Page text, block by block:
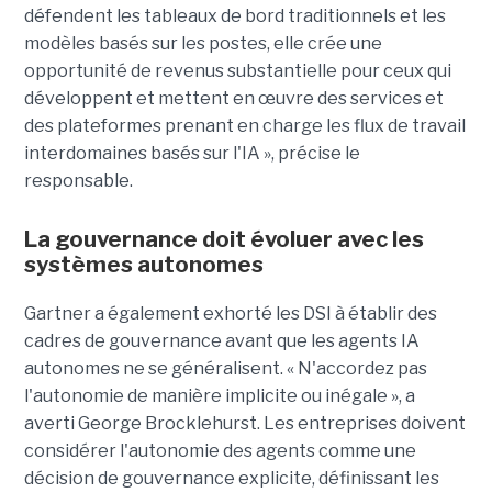
défendent les tableaux de bord traditionnels et les
modèles basés sur les postes, elle crée une
opportunité de revenus substantielle pour ceux qui
développent et mettent en œuvre des services et
des plateformes prenant en charge les flux de travail
interdomaines basés sur l'IA », précise le
responsable.
La gouvernance doit évoluer avec les
systèmes autonomes
Gartner a également exhorté les DSI à établir des
cadres de gouvernance avant que les agents IA
autonomes ne se généralisent. « N'accordez pas
l'autonomie de manière implicite ou inégale », a
averti George Brocklehurst. Les entreprises doivent
considérer l'autonomie des agents comme une
décision de gouvernance explicite, définissant les